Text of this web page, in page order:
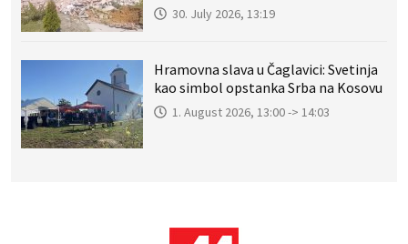
30. July 2026, 13:19
Hramovna slava u Čaglavici: Svetinja
kao simbol opstanka Srba na Kosovu
1. August 2026, 13:00 -> 14:03